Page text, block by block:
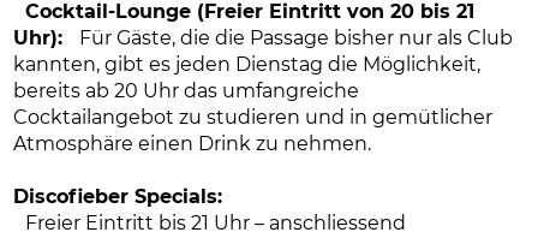
Cocktail-Lounge (Freier Eintritt von 20 bis 21
Uhr): Für Gäste, die die Passage bisher nur als Club
kannten, gibt es jeden Dienstag die Möglichkeit,
bereits ab 20 Uhr das umfangreiche
Cocktailangebot zu studieren und in gemütlicher
Atmosphäre einen Drink zu nehmen.
Discofieber Specials:
Freier Eintritt bis 21 Uhr – anschliessend